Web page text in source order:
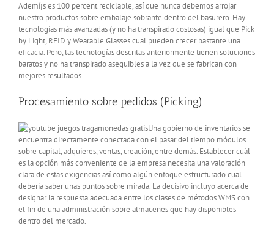
Ademí¡s es 100 percent reciclable, así que nunca debemos arrojar
nuestro productos sobre embalaje sobrante dentro del basurero. Hay
tecnologías más avanzadas (y no ha transpirado costosas) igual que Pick
by Light, RFID y Wearable Glasses cual pueden crecer bastante una
eficacia. Pero, las tecnologías descritas anteriormente tienen soluciones
baratos y no ha transpirado asequibles a la vez que se fabrican con
mejores resultados.
Procesamiento sobre pedidos (Picking)
Una gobierno de inventarios se
encuentra directamente conectada con el pasar del tiempo módulos
sobre capital, adquieres, ventas, creación, entre demás. Establecer cuál
es la opción más conveniente de la empresa necesita una valoración
clara de estas exigencias así­ como algún enfoque estructurado cual
debería saber unas puntos sobre mirada. La decisivo incluyo acerca de
designar la respuesta adecuada entre los clases de métodos WMS con
el fin de una administración sobre almacenes que hay disponibles
dentro del mercado.